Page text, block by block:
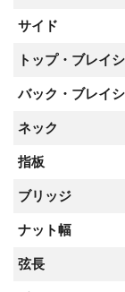
サイド
トップ・ブレイ
バック・ブレイ
ネック
指板
ブリッジ
ナット幅
弦長